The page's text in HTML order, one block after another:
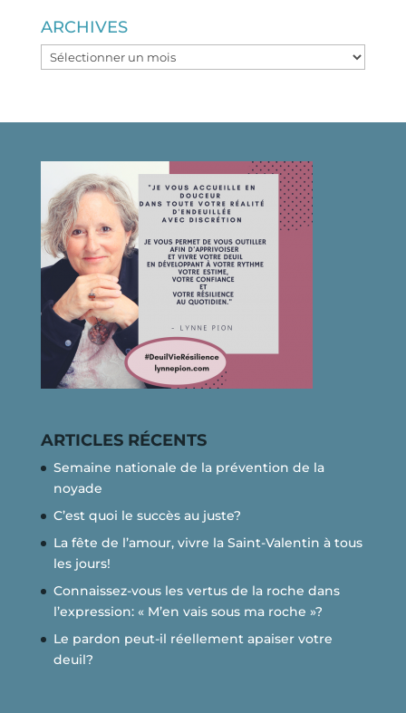
ARCHIVES
ARCHIVES
ARTICLES RÉCENTS
Semaine nationale de la prévention de la
noyade
C’est quoi le succès au juste?
La fête de l’amour, vivre la Saint-Valentin à tous
les jours!
Connaissez-vous les vertus de la roche dans
l’expression: « M’en vais sous ma roche »?
Le pardon peut-il réellement apaiser votre
deuil?